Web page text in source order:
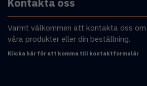
Kontakta oss
Varmt välkommen att kontakta oss
våra produkter eller din beställning.
Klicka här för att komma till kontaktformulär